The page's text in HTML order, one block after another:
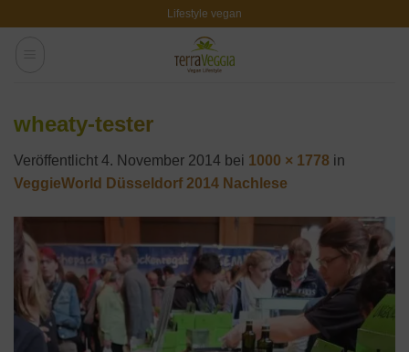
Lifestyle vegan
wheaty-tester
Veröffentlicht 4. November 2014 bei 1000 × 1778 in
VeggieWorld Düsseldorf 2014 Nachlese